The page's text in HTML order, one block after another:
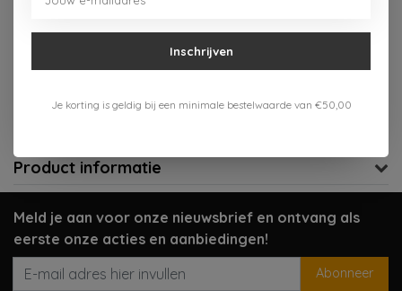
Gratis verzenden vanaf 75,-
Verzenden 1-3 werkdagen
Product informatie
Meld je aan voor onze nieuwsbrief en ontvang als
eerste onze acties en aanbiedingen!
Abonneer
Inschrijven
Je korting is geldig bij een minimale bestelwaarde van €50,00